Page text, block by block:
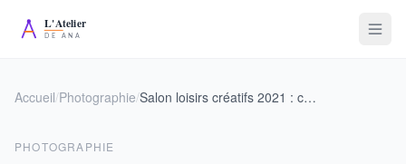
Accueil/Photographie/ Salon loisirs créatifs 2021 : calendrier et guide des événements en France
PHOTOGRAPHIE